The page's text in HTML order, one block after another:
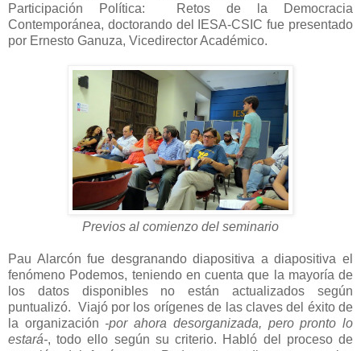
Participación Política: Retos de la Democracia
Contemporánea, doctorando del IESA-CSIC fue presentado
por Ernesto Ganuza, Vicedirector Académico.
Previos al comienzo del seminario
Pau Alarcón fue desgranando diapositiva a diapositiva el
fenómeno Podemos, teniendo en cuenta que la mayoría de
los datos disponibles no están actualizados según
puntualizó. Viajó por los orígenes de las claves del éxito de
la organización -por ahora desorganizada, pero pronto lo
estará-, todo ello según su criterio. Habló del proceso de